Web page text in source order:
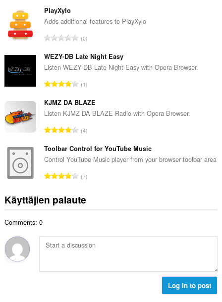
i
i
a
y
h
e
e
s
:
PlayXylo
Adds additional features to PlayXylo
A
v
i
i
a
y
h
e
e
s
:
0
WEZY-DB Late Night Easy
Listen WEZY-DB Late Night Easy with Opera Browser.
A
v
i
i
a
y
h
e
n
:
1
KJMZ DA BLAZE
Listen KJMZ DA BLAZE Radio with Opera Browser.
A
v
i
i
a
y
e
e
4
Toolbar Control for YouTube Music
Control YouTube Music player from your browser toolbar area
A
v
i
t
a
t
7
Käyttäjien palaute
Comments: 0
Log in to post